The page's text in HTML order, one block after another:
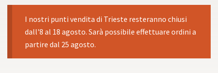
I nostri punti vendita di Trieste resteranno chiusi
dall'8 al 18 agosto. Sarà possibile effettuare ordini a
partire dal 25 agosto.